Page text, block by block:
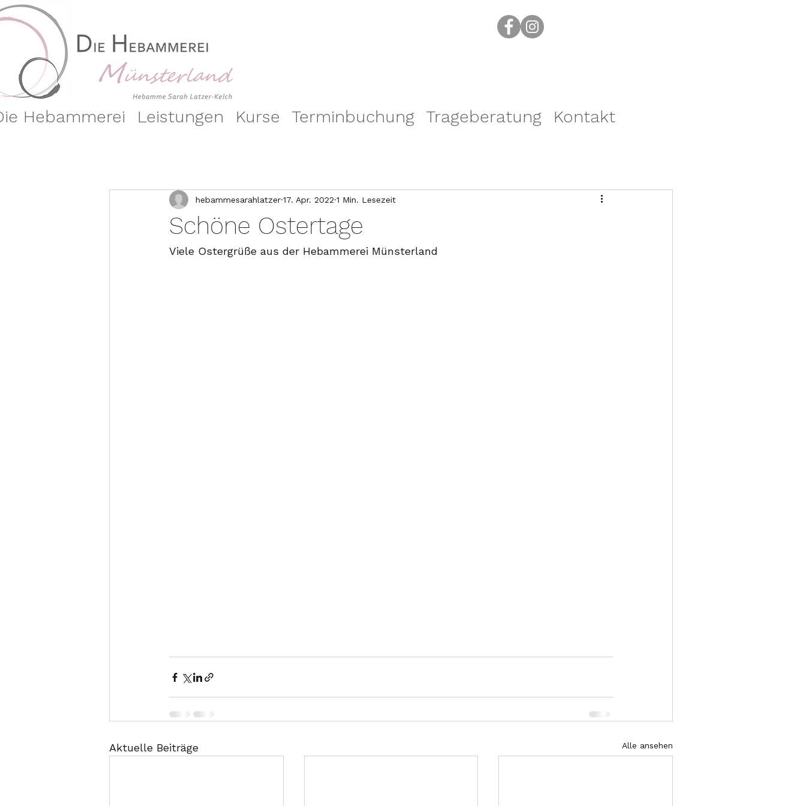
Hebammerei Leistungen Kurse Terminbuchung Trageberatung Kontakt
Schöne Ostertage
hebammesarahlatzer 17. Apr. 2022 1 Min. Lesezeit
Viele Ostergrüße aus der Hebammerei Münsterland
Aktuelle Beiträge Alle ansehen